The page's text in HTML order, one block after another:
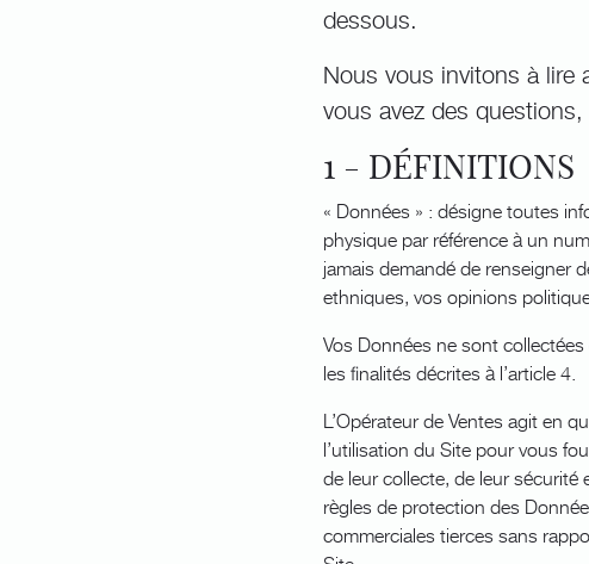
dessous.
Nous vous invitons à lire
vous avez des
1 - DÉFINITIONS
« Données » : désigne toutes
physique par référence à un
jamais demandé de renseigner
ethniques, vos opinions
Vos Données ne sont
les finalités décrites à l’article 4.
L’Opérateur de Ventes agit en
l’utilisation du Site pour vous
de leur collecte, de leur
règles de protection des
commerciales tierces sans